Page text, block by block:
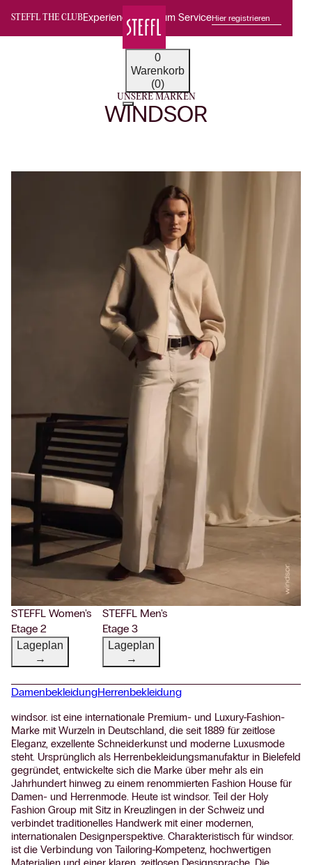
STEFFL THE CLUBExperience Premium ServiceHier registrieren
0
Warenkorb
(0)
UNSERE MARKEN
WINDSOR
STEFFL Women's
Etage 2
Lageplan
→
STEFFL Men's
Etage 3
Lageplan
→
DamenbekleidungHerrenbekleidung
windsor. ist eine internationale Premium- und Luxury-Fashion-
Marke mit Wurzeln in Deutschland, die seit 1889 für zeitlose
Eleganz, exzellente Schneiderkunst und moderne Luxusmode
steht. Ursprünglich als Herrenbekleidungsmanufaktur in Bielefeld
gegründet, entwickelte sich die Marke über mehr als ein
Jahrhundert hinweg zu einem renommierten Fashion House für
Damen- und Herrenmode. Heute ist windsor. Teil der Holy
Fashion Group mit Sitz in Kreuzlingen in der Schweiz und
verbindet traditionelles Handwerk mit einer modernen,
internationalen Designperspektive. Charakteristisch für windsor.
ist die Verbindung von Tailoring-Kompetenz, hochwertigen